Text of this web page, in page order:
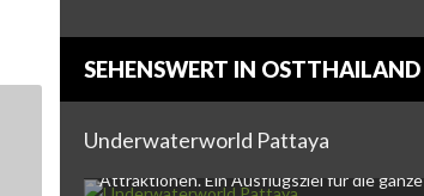
SEHENSWERT IN OSTTHAILAND
Underwaterworld Pattaya
in Pattaya ist eine der familienfreundlichen
Attraktionen. Ein Ausflugsziel für die ganze